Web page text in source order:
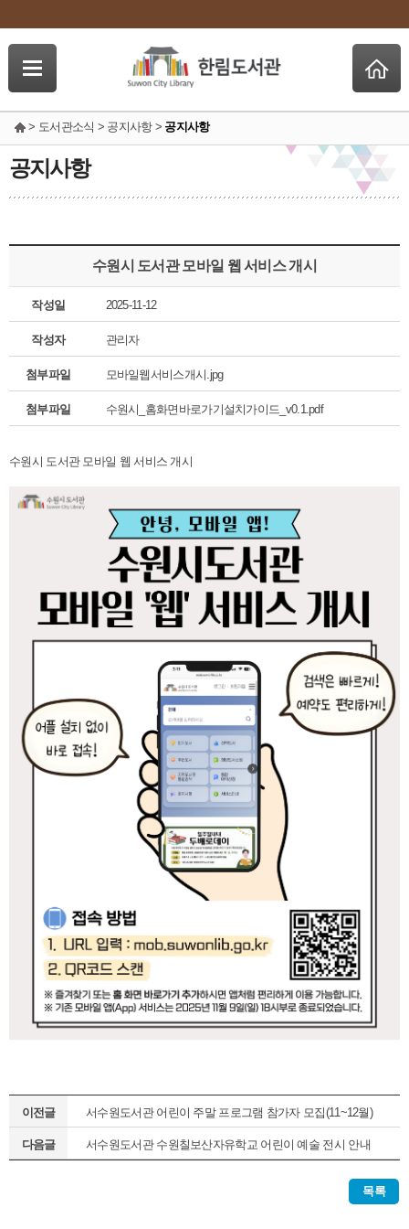
> 도서관소식 > 공지사항 > 공지사항
공지사항
수원시 도서관 모바일 웹 서비스 개시
작성일 2025-11-12
작성자 관리자
첨부파일 모바일웹서비스개시.jpg
첨부파일 수원시_홈화면바로가기설치가이드_v0.1.pdf
수원시 도서관 모바일 웹 서비스 개시
이전글 서수원도서관 어린이 주말 프로그램 참가자 모집(11~12월)
다음글 서수원도서관 수원칠보산자유학교 어린이 예술 전시 안내
목록